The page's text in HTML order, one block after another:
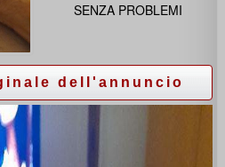
SENZA PROBLEMI